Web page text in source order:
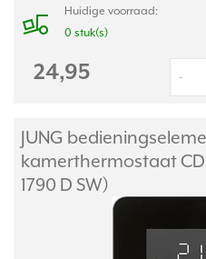
Huidige voorraad:
0 stuk(s)
24,95 -
JUNG
kamerthermostaat
1790 D SW)